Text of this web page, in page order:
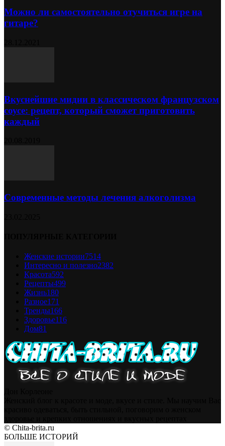
Можно ли самостоятельно отучиться игре на
гитаре?
Вкуснейшие мидии в классическом французском
соусе: рецепт, который сможет приготовить
каждый
Современные методы лечения алкоголизма
Женские истории7514
Интересно и полезно2382
Красота592
Рецепты499
Жизнь180
Разное171
Тренды166
Здоровье116
Дом81
© Chita-brita.ru
БОЛЬШЕ ИСТОРИЙ